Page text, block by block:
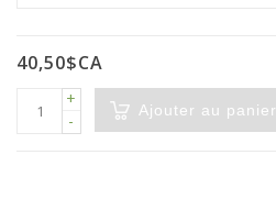
40,50$CA
+
-
Ajouter au panier